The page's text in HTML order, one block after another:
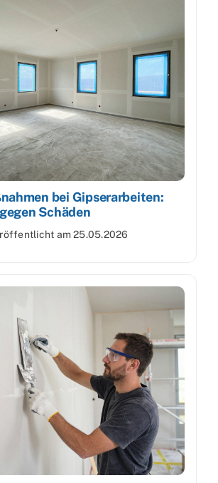
bei Gipserarbeiten:
Schäden
am25.05.2026